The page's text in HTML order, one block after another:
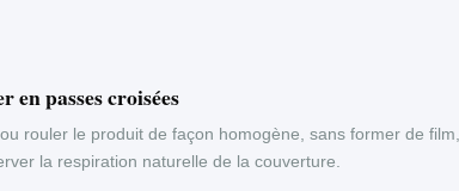
en passes croisées
rouler le produit de façon homogène, sans former de film,
la respiration naturelle de la couverture.